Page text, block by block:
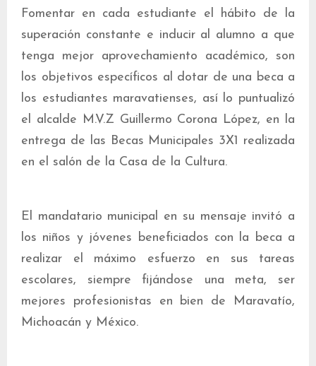
Fomentar en cada estudiante el hábito de la
superación constante e inducir al alumno a que
tenga mejor aprovechamiento académico, son
los objetivos específicos al dotar de una beca a
los estudiantes maravatienses, así lo puntualizó
el alcalde M.V.Z Guillermo Corona López, en la
entrega de las Becas Municipales 3X1 realizada
en el salón de la Casa de la Cultura.
El mandatario municipal en su mensaje invitó a
los niños y jóvenes beneficiados con la beca a
realizar el máximo esfuerzo en sus tareas
escolares, siempre fijándose una meta, ser
mejores profesionistas en bien de Maravatío,
Michoacán y México.